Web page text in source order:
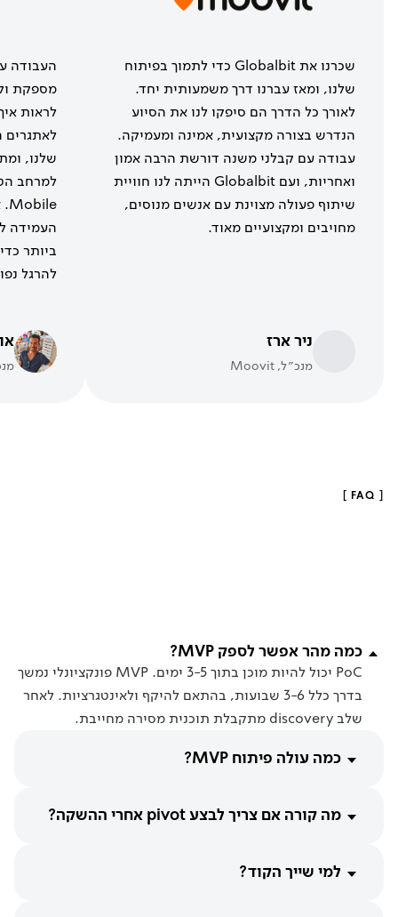
שכרנו את Globalbit כדי לתמוך בפיתוח
שלנו, ומאז עברנו דרך משמעותית יחד.
לאורך כל הדרך הם סיפקו לנו את הסיוע
הנדרש בצורה מקצועית, אמינה ומעמיקה.
עבודה עם קבלני משנה דורשת הרבה אמון
ואחריות, ועם Globalbit הייתה לנו חוויית
שיתוף פעולה מצוינת עם אנשים מנוסים,
מחויבים ומקצועיים מאוד.
ניר ארז
מנכ״ל, Moovit
מספקת
לאתגרים
שלנו,
העמידה
ביותר
להרגל
[ FAQ ]
כמה מהר אפשר לספק MVP?
PoC יכול להיות מוכן בתוך 3-5 ימים. MVP פונקציונלי נמשך
בדרך כלל 3-6 שבועות, בהתאם להיקף ולאינטגרציות. לאחר
שלב discovery מתקבלת תוכנית מסירה מחייבת.
כמה עולה פיתוח MVP?
מה קורה אם צריך לבצע pivot אחרי ההשקה?
למי שייך הקוד?